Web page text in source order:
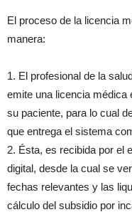
El proceso de la licencia
manera:
1. El profesional de la
emite una licencia médica
su paciente, para lo cual
que entrega el sistema
2. Ésta, es recibida por el
digital, desde la cual se
fechas relevantes y las
cálculo del subsidio por